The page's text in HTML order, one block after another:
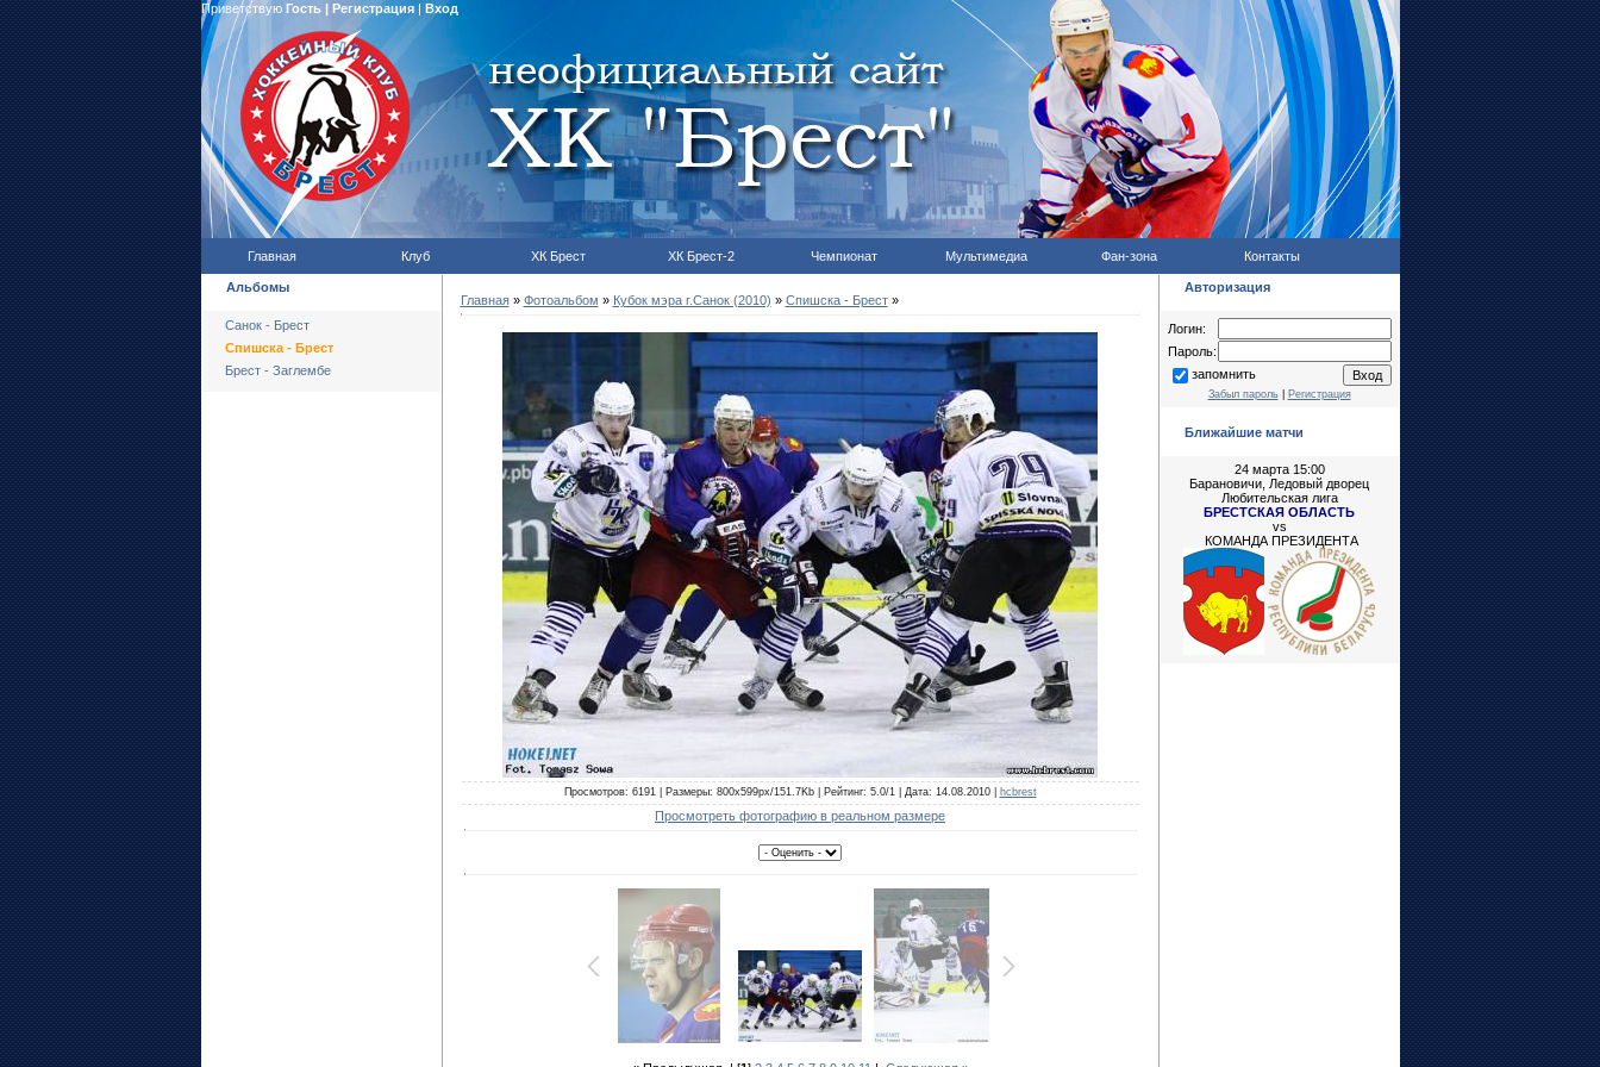
Приветствую Гость | Регистрация| Вход
Главная Клуб ХК Брест ХК Брест-2 Чемпионат Мультимедиа Фан-зона Контакты
Альбомы
Санок - Брест
Спишска - Брест
Брест - Заглембе
Главная» Фотоальбом » Кубок мэра г.Санок (2010) » Спишска - Брест»
Просмотров: 6191 | Размеры: 800x599px/151.7Kb | Рейтинг: 5.0/1 | Дата: 14.08.2010 | hcbrest
Просмотреть фотографию в реальном размере
Авторизация
Логин:
Пароль:
запомнить
Забыл пароль| Регистрация
Ближайшие матчи
24 марта 15:00
Барановичи, Ледовый дворец
Любительская лига
БРЕСТСКАЯ ОБЛАСТЬ
vs
КОМАНДА ПРЕЗИДЕНТА